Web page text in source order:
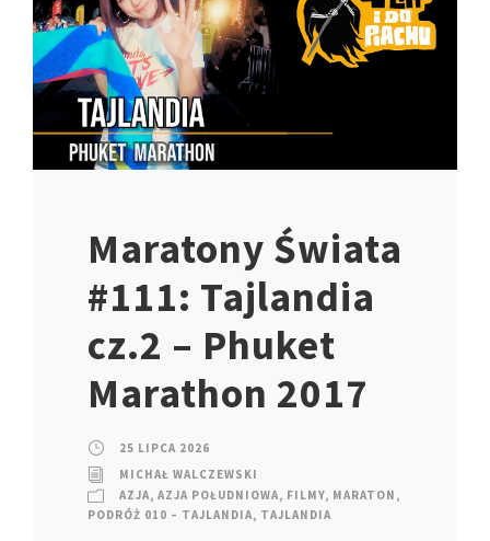
Maratony Świata
#111: Tajlandia
cz.2 – Phuket
Marathon 2017
25 LIPCA 2026
MICHAŁ WALCZEWSKI
AZJA, AZJA POŁUDNIOWA, FILMY, MARATON ,
PODRÓŻ 010 – TAJLANDIA, TAJLANDIA